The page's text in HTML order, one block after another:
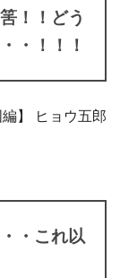
！！どう
・！！！
】 ヒョウ五郎
・これ以